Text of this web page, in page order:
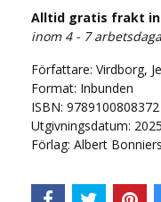
Alltid gratis frakt
inom 4 - 7
Författare: Virdborg,
Format: Inbunden
ISBN: 9789100808372
Utgivningsdatum:
Förlag: Albert Bonniers